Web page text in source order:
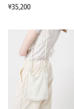
¥35,200